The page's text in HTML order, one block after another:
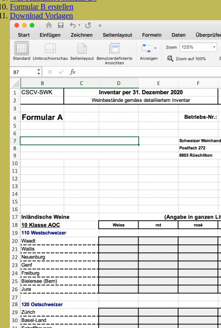
Formular B erstellen
Download Vorlagen